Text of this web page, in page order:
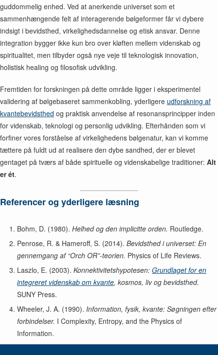
guddommelig enhed. Ved at anerkende universet som et
sammenhængende felt af interagerende bølgeformer får vi dybere
indsigt i bevidsthed, virkelighedsdannelse og etisk ansvar. Denne
integration bygger ikke kun bro over kløften mellem videnskab og
spiritualitet, men tilbyder også nye veje til teknologisk innovation,
holistisk healing og filosofisk udvikling.
Fremtiden for forskningen på dette område ligger i eksperimentel
validering af bølgebaseret sammenkobling, yderligere udforskning af
kvantebevidsthed og praktisk anvendelse af resonansprincipper inden
for videnskab, teknologi og personlig udvikling. Efterhånden som vi
forfiner vores forståelse af virkelighedens bølgenatur, kan vi komme
tættere på fuldt ud at realisere den dybe sandhed, der er blevet
gentaget på tværs af både spirituelle og videnskabelige traditioner: Alt
er ét.
Referencer og yderligere læsning
Bohm, D. (1980). Helhed og den implicitte orden. Routledge.
Penrose, R. & Hameroff, S. (2014). Bevidsthed i universet: En
gennemgang af “Orch OR”-teorien. Physics of Life Reviews.
Laszlo, E. (2003). Konnektivitetshypotesen: Grundlaget for en
integreret videnskab om kvante, kosmos, liv og bevidsthed.
SUNY Press.
Wheeler, J. A. (1990). Information, fysik, kvante: Søgningen efter
forbindelser. I Complexity, Entropy, and the Physics of
Information.